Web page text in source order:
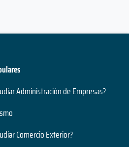
Administración de Empresas?
Comercio Exterior?